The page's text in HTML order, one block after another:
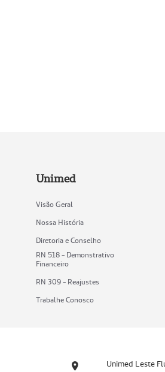
Unimed
Visão Geral
Nossa História
Diretoria e Conselho
RN 518 - Demonstrativo
Financeiro
RN 309 - Reajustes
Trabalhe Conosco
Unimed Leste